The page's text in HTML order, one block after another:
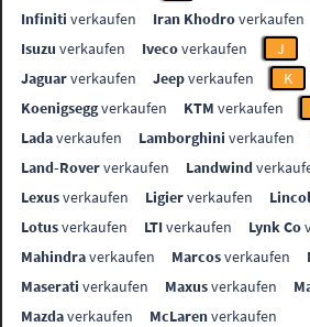
Infiniti verkaufen Iran Khodroverkaufen
Isuzu verkaufen Ivecoverkaufen J
Jaguarverkaufen Jeepverkaufen K
Koenigseggverkaufen KTM verkaufen
Ladaverkaufen Lamborghini verkaufen
Land-Roververkaufen Landwind
Lexusverkaufen Ligierverkaufen
Lotusverkaufen LTIverkaufen Lynk Co
Mahindraverkaufen Marcosverkaufen
Maserati verkaufen Maxusverkaufen
Mazdaverkaufen McLarenverkaufen